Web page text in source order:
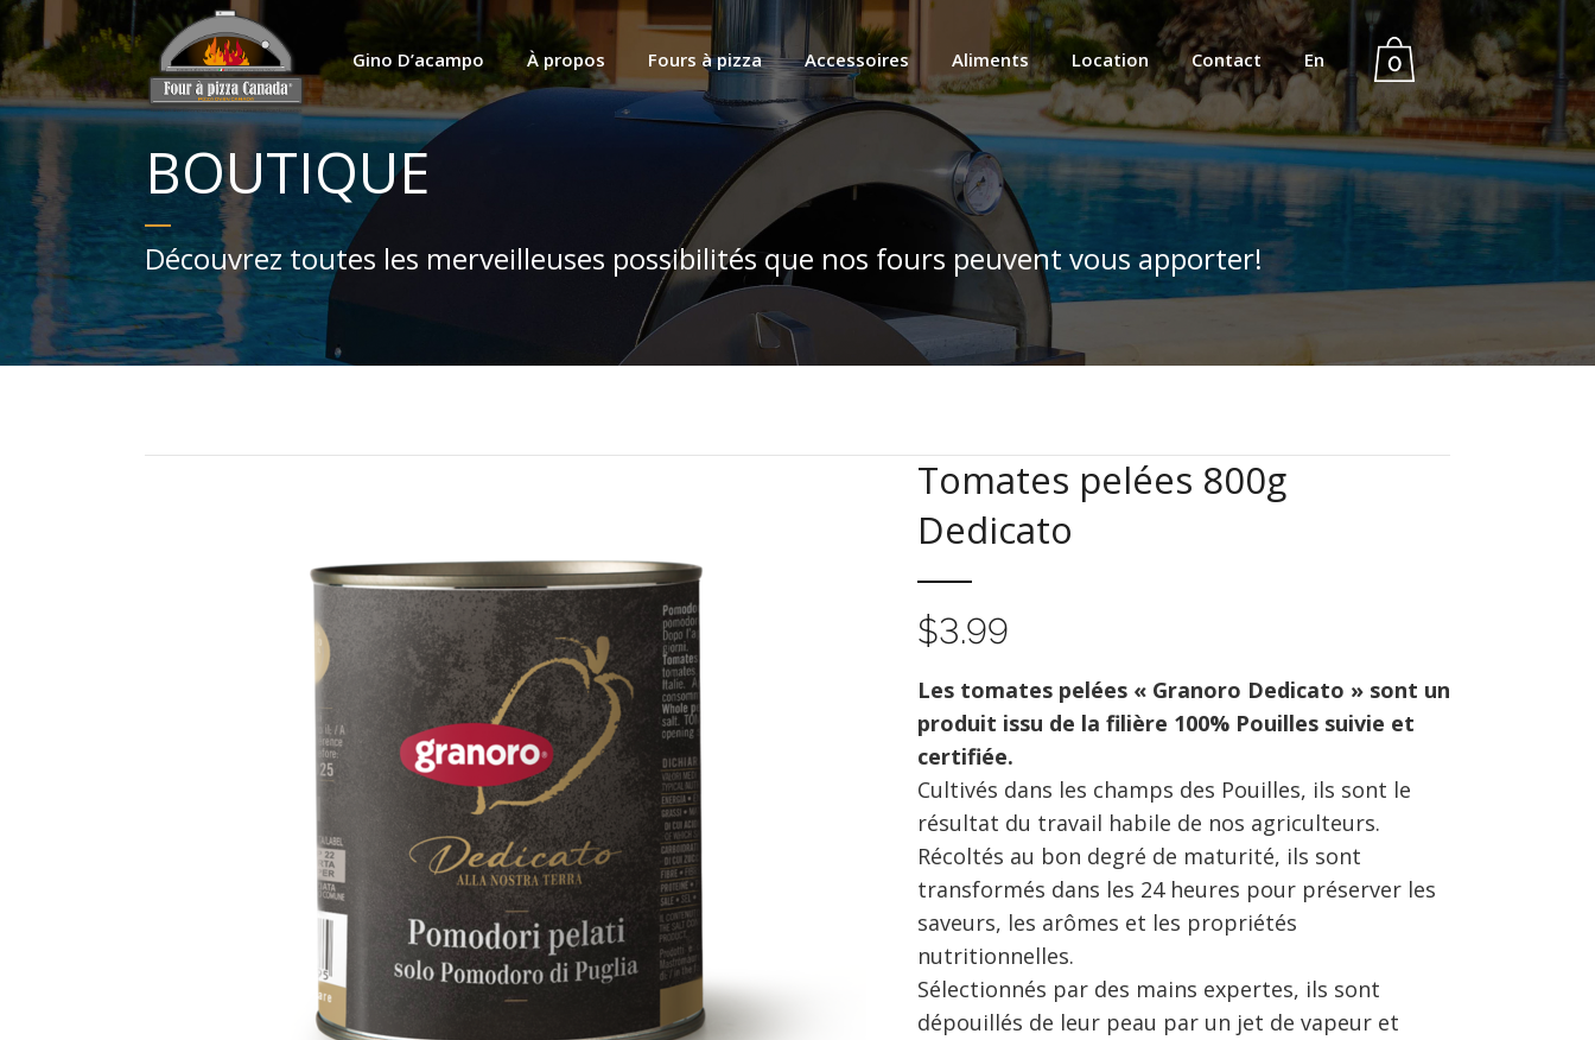
0
Gino D’acampo À propos Fours à pizza Accessoires Aliments Location Contact En
BOUTIQUE
Découvrez toutes les merveilleuses possibilités que nos fours peuvent vous apporter!
Tomates pelées 800g
Dedicato
$3.99
Les tomates pelées « Granoro Dedicato » sont un
produit issu de la filière 100% Pouilles suivie et
certifiée.
Cultivés dans les champs des Pouilles, ils sont le
résultat du travail habile de nos agriculteurs.
Récoltés au bon degré de maturité, ils sont
transformés dans les 24 heures pour préserver les
saveurs, les arômes et les propriétés
nutritionnelles.
Sélectionnés par des mains expertes, ils sont
dépouillés de leur peau par un jet de vapeur et